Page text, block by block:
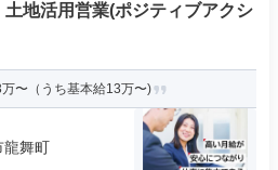
地活用営業(ポジティブアクシ
〜（うち基本給13万〜)
龍舞町